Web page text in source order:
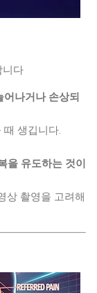
니다
나거나 손상되
생깁니다.
을 유도하는 것이
상 촬영을 고려해